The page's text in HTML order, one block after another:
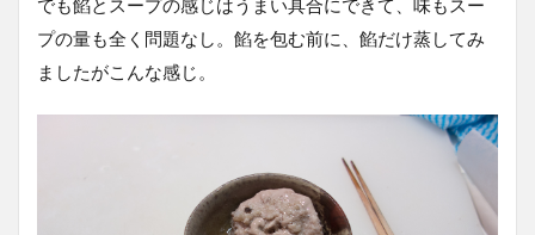
でも餡とスープの感じはうまい具合にできて、味もスー
プの量も全く問題なし。餡を包む前に、餡だけ蒸してみ
ましたがこんな感じ。